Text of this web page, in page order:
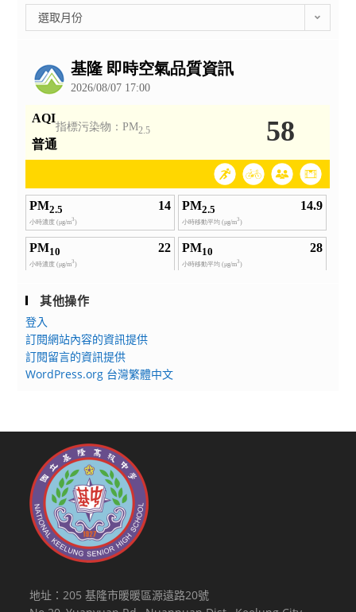
整
選取月份
其他操作
登入
訂閱網站內容的資訊提供
訂閱留言的資訊提供
WordPress.org 台灣繁體中文
地址：205 基隆市暖暖區源遠路20號